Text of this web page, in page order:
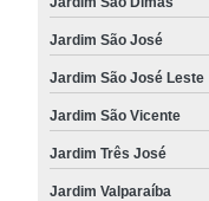
Jardim São José
Jardim São José Leste
Jardim São Vicente
Jardim Três José
Jardim Valparaíba